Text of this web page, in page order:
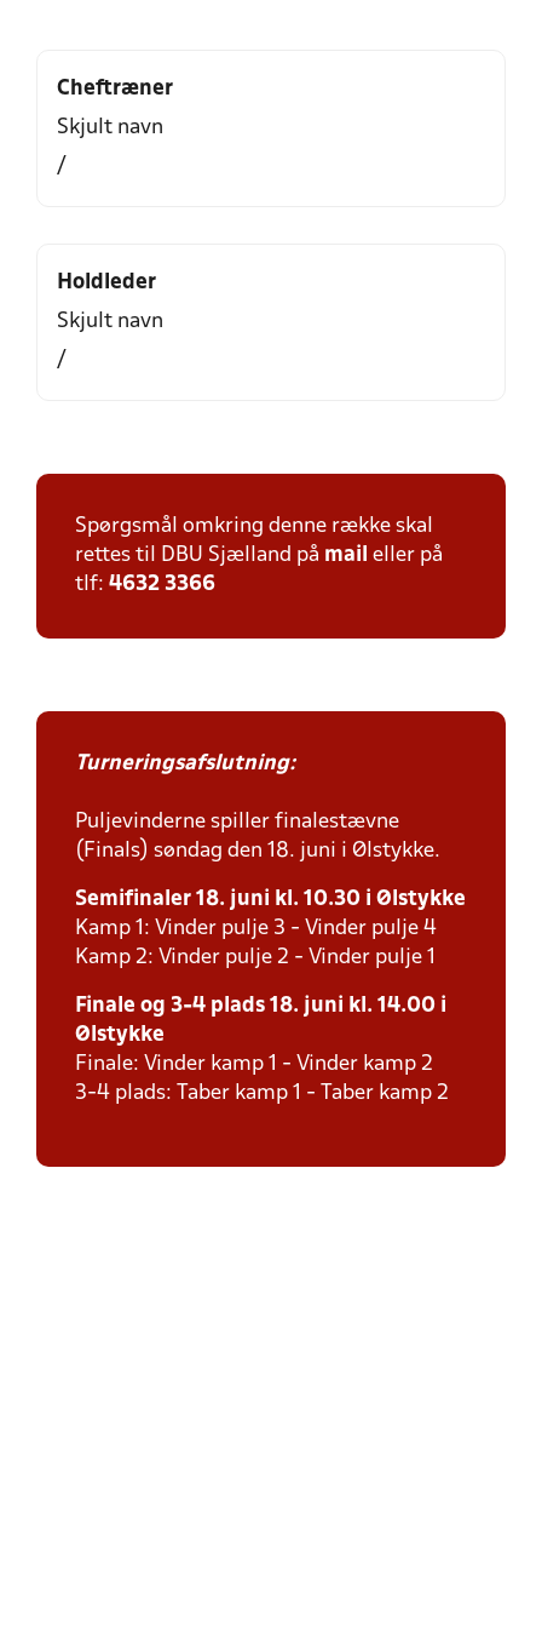
Cheftræner
Skjult navn
/
Holdleder
Skjult navn
/
Spørgsmål omkring denne række skal
rettes til DBU Sjælland på mail eller på
tlf: 4632 3366
Turneringsafslutning:
Puljevinderne spiller finalestævne
(Finals) søndag den 18. juni i Ølstykke.
Semifinaler 18. juni kl. 10.30 i Ølstykke
Kamp 1: Vinder pulje 3 - Vinder pulje 4
Kamp 2: Vinder pulje 2 - Vinder pulje 1
Finale og 3-4 plads 18. juni kl. 14.00 i
Ølstykke
Finale: Vinder kamp 1 - Vinder kamp 2
3-4 plads: Taber kamp 1 - Taber kamp 2